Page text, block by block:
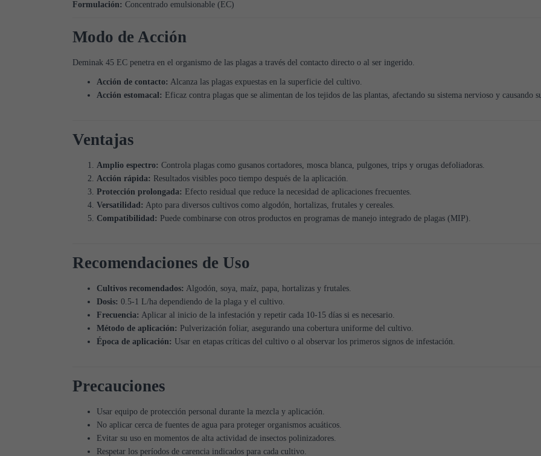
Formulación: Concentrado emulsionable (EC)
Modo de Acción
Deminak 45 EC penetra en el organismo de las plagas a través del contacto directo o al ser ingerido.
Acción de contacto: Alcanza las plagas expuestas en la superficie del cultivo.
Acción estomacal: Eficaz contra plagas que se alimentan de los tejidos de las plantas, afectando su sistema nervioso y causando
Ventajas
Amplio espectro: Controla plagas como gusanos cortadores, mosca blanca, pulgones, trips y orugas defoliadoras.
Acción rápida: Resultados visibles poco tiempo después de la aplicación.
Protección prolongada: Efecto residual que reduce la necesidad de aplicaciones frecuentes.
Versatilidad: Apto para diversos cultivos como algodón, hortalizas, frutales y cereales.
Compatibilidad: Puede combinarse con otros productos en programas de manejo integrado de plagas (MIP).
Recomendaciones de Uso
Cultivos recomendados: Algodón, soya, maíz, papa, hortalizas y frutales.
Dosis: 0.5-1 L/ha dependiendo de la plaga y el cultivo.
Frecuencia: Aplicar al inicio de la infestación y repetir cada 10-15 días si es necesario.
Método de aplicación: Pulverización foliar, asegurando una cobertura uniforme del cultivo.
Época de aplicación: Usar en etapas críticas del cultivo o al observar los primeros signos de infestación.
Precauciones
Usar equipo de protección personal durante la mezcla y aplicación.
No aplicar cerca de fuentes de agua para proteger organismos acuáticos.
Evitar su uso en momentos de alta actividad de insectos polinizadores.
Respetar los períodos de carencia indicados para cada cultivo.